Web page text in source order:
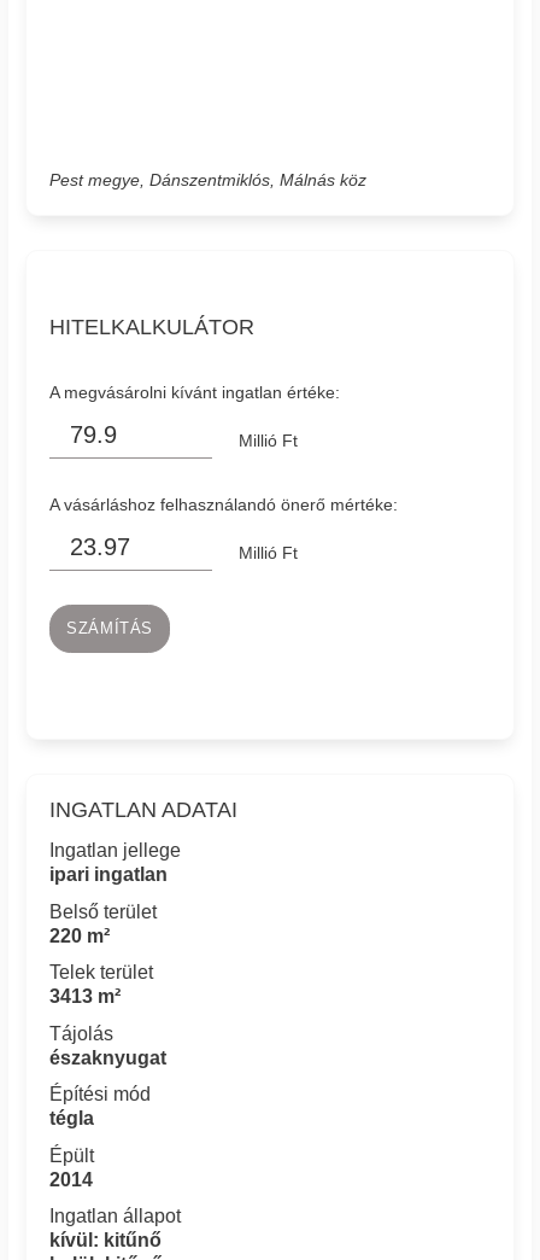
Pest megye, Dánszentmiklós, Málnás köz
HITELKALKULÁTOR
A megvásárolni kívánt ingatlan értéke:
Millió Ft
A vásárláshoz felhasználandó önerő mértéke:
Millió Ft
SZÁMÍTÁS
INGATLAN ADATAI
Ingatlan jellege
ipari ingatlan
Belső terület
220 m²
Telek terület
3413 m²
Tájolás
északnyugat
Építési mód
tégla
Épült
2014
Ingatlan állapot
kívül: kitűnő